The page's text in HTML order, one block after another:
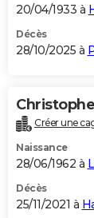
GUIDES D'ACHAT
BONS PLANS
Carte de Noël
Carte Bonne année
Carte Saint-
Carte Pâques
Carte
DICTIONNAIRE
Dictionnaire
Biographies
Citations
Expressions
Proverbes
PROGRAMME TV
S'inscrire
Se connecter
Lycées
Collèges
Primaires
Universités
Entreprises
Service militaire
Avis de
AVIS DE DÉCÈS
20/04/1933 à
Décès
28/10/2025 à
Créer une
Naissance
28/06/1962 à
Décès
25/11/2021 à